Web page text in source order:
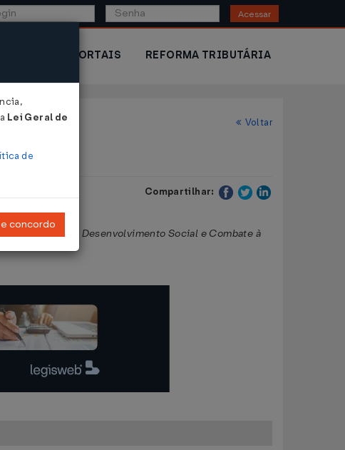
Acessar
PORTAIS REFORMA TRIBUTÁRIA
Voltar
Compartilhar:
Ministério do Desenvolvimento Social e Combate à
Lei Geral de
de
e concordo